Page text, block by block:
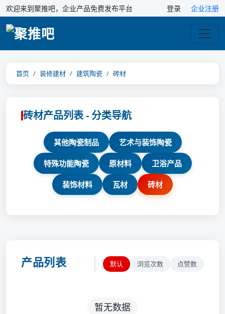
欢迎来到聚推吧，企业产品免费发布平台 登录 企业注册
首页 装修建材 建筑陶瓷 砖材
砖材产品列表 - 分类导航
其他陶瓷制品 艺术与装饰陶瓷
特殊功能陶瓷 原材料 卫浴产品
装饰材料 瓦材 砖材
产品列表 默认 浏览次数 点赞数
暂无数据